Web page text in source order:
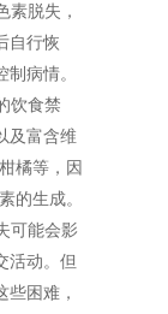
素脱失，
自行恢
病情。
饮食禁
及富含维
橘等，因
的生成。
可能会影
活动。但
困难，